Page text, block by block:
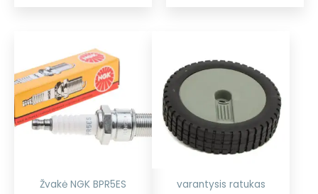
Žvakė NGK BPR5ES
varantysis ratukas